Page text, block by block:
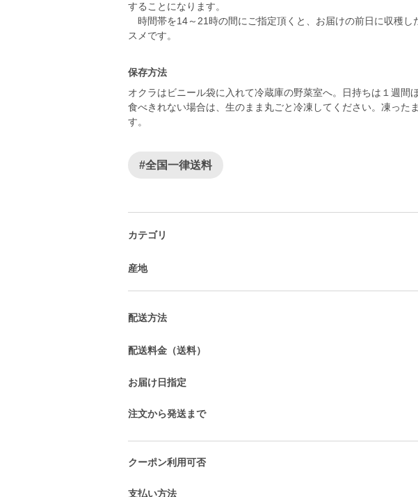
することになります。
時間帯を14～21時の間にご指定頂くと、お届けの前日に収穫し
スメです。
保存方法
オクラはビニール袋に入れて冷蔵庫の野菜室へ。日持ちは１週間ほ
食べきれない場合は、生のまま丸ごと冷凍してください。凍った
す。
#全国一律送料
カテゴリ
産地
配送方法
配送料金（送料）
お届け日指定
注文から発送まで
クーポン利用可否
支払い方法